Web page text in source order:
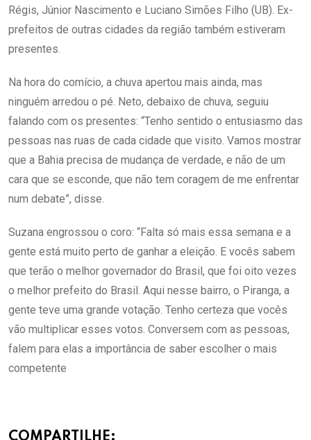
Régis, Júnior Nascimento e Luciano Simões Filho (UB). Ex-
prefeitos de outras cidades da região também estiveram
presentes.
Na hora do comício, a chuva apertou mais ainda, mas
ninguém arredou o pé. Neto, debaixo de chuva, seguiu
falando com os presentes: “Tenho sentido o entusiasmo das
pessoas nas ruas de cada cidade que visito. Vamos mostrar
que a Bahia precisa de mudança de verdade, e não de um
cara que se esconde, que não tem coragem de me enfrentar
num debate”, disse.
Suzana engrossou o coro: “Falta só mais essa semana e a
gente está muito perto de ganhar a eleição. E vocês sabem
que terão o melhor governador do Brasil, que foi oito vezes
o melhor prefeito do Brasil. Aqui nesse bairro, o Piranga, a
gente teve uma grande votação. Tenho certeza que vocês
vão multiplicar esses votos. Conversem com as pessoas,
falem para elas a importância de saber escolher o mais
competente